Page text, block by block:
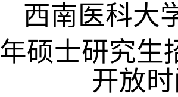
西南医科大
年硕士研究生
开放